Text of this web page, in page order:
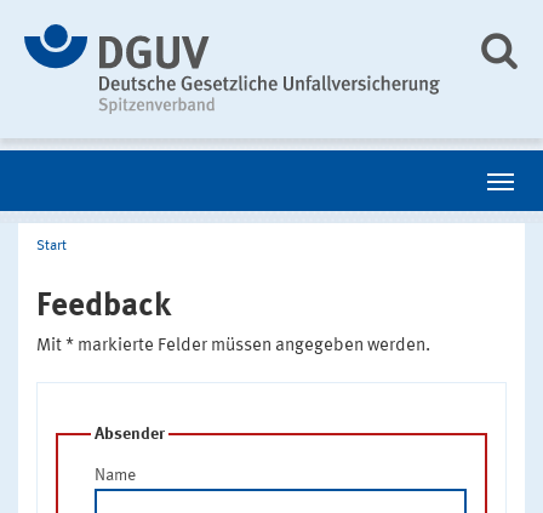
Start
Feedback
Mit * markierte Felder müssen angegeben werden.
Absender
Name